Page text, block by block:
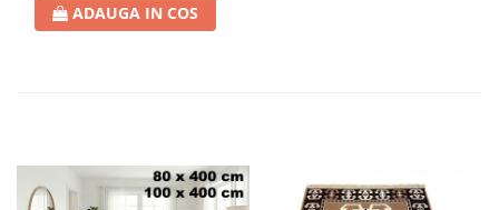
ADAUGA IN COS